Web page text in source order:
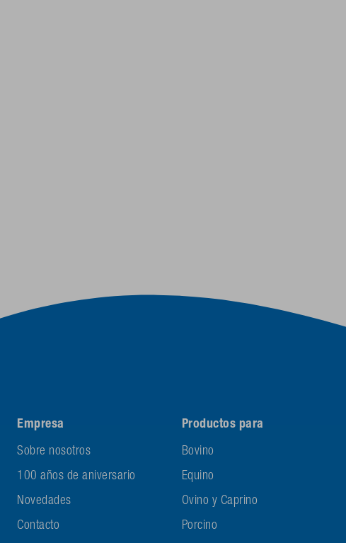
Empresa
Sobre nosotros
100 años de aniversario
Novedades
Contacto
Productos para
Bovino
Equino
Ovino y Caprino
Porcino